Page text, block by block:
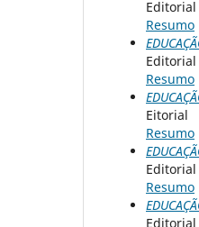
Editorial
Resumo
Editorial
Resumo
Eitorial
Resumo
Editorial
Resumo
Editorial